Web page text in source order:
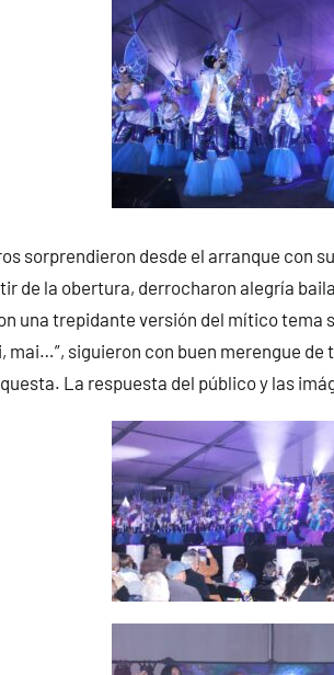
sorprendieron desde el arranque con
de la obertura, derrocharon alegría
una trepidante versión del mítico tema
mai…”, siguieron con buen merengue
La respuesta del público y las